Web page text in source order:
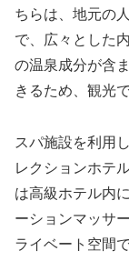
ちらは、地元の
で、広々とした
の温泉成分が含
きるため、観光
スパ施設を利用
レクションホテ
は高級ホテル内
ーションマッサ
ライベート空間